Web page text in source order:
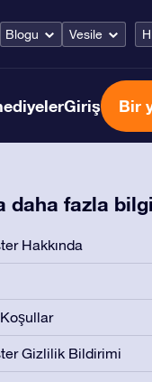
Blogu Vesile
Giriş Bir
daha fazla bilgi
Hakkında
Gizlilik Bildirimi